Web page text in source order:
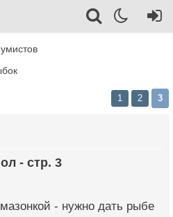
1 2 3
- стр. 3
- нужно дать рыбе